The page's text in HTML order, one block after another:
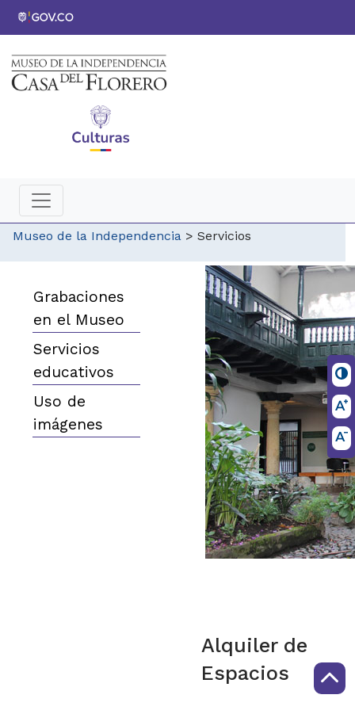
Museo de la Independencia > Servicios
Grabaciones
en el Museo
Servicios
educativos
Uso de
imágenes
Alquiler de
Espacios